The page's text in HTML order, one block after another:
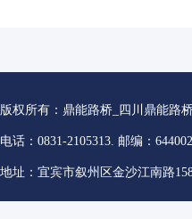
版权所有：鼎能路桥_四川鼎能路
电话：0831-2105313. 邮编：644002
地址：宜宾市叙州区金沙江南路